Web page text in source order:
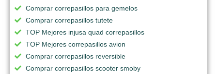
Comprar correpasillos para gemelos
Comprar correpasillos tutete
TOP Mejores injusa quad correpasillos
TOP Mejores correpasillos avion
Comprar correpasillos reversible
Comprar correpasillos scooter smoby